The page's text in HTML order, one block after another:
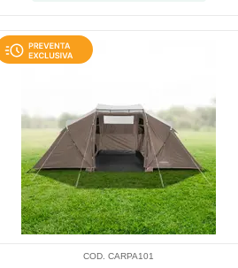
COD. CARPA101